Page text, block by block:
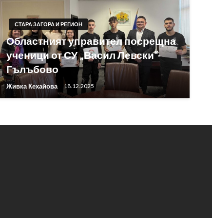
СТАРА ЗАГОРА И РЕГИОН
Областният управител посрещна
ученици от СУ „Васил Левски“-
Гълъбово
Живка Кехайова 18.12.2025